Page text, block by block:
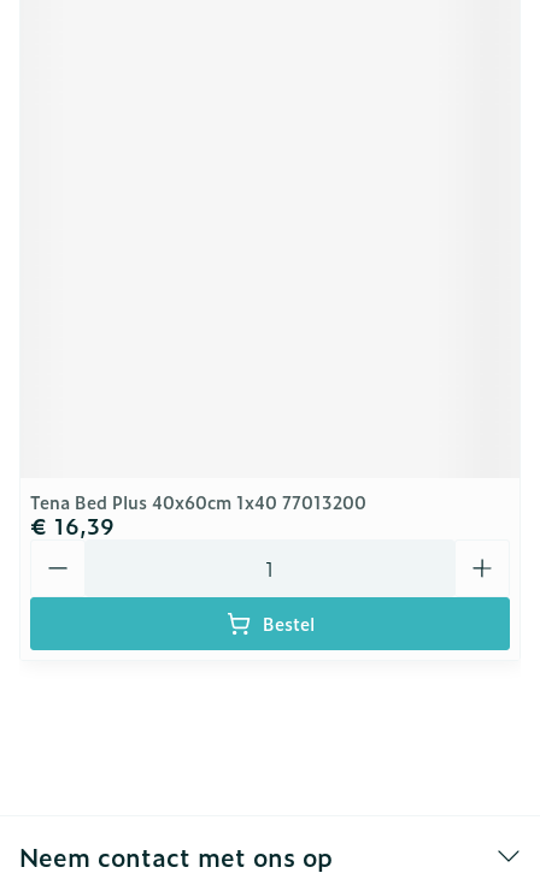
Tena Bed Plus 40x60cm 1x40 77013200
€ 16,39
Bestel
Neem contact met ons op